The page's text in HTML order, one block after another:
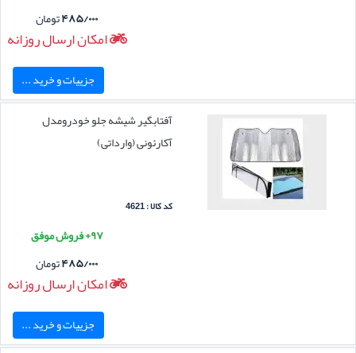
۴۸۵/۰۰۰تومان
امکان ارسال روزانه
جزییات و خرید ...
آفتابگیر شیشه جلو خودرومدل
آکارئونی (وارداتی)
کد کالا : 4621
۹۷+ فروش موفق
۴۸۵/۰۰۰تومان
امکان ارسال روزانه
جزییات و خرید ...